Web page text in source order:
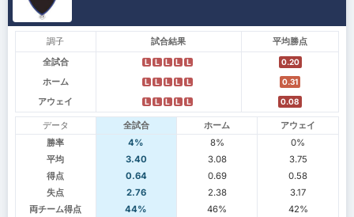
調子 試合結果
平均勝点
全試合
L L L L L 0.20
ホーム L L L L L 0.31
アウェイ L L L L L 0.08
データ 全試合 ホーム
アウェイ
勝率
4% 8%
0%
平均
3.40 3.08
3.75
得点
0.64 0.69
0.58
失点
2.76 2.38
3.17
両チーム得点
44% 46%
42%